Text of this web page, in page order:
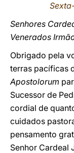
Senhores
Venerados
Obrigado pela
terras pacíficas
Apostolorum
Sucessor de
cordial de
cuidados
pensamento
Senhor Cardeal